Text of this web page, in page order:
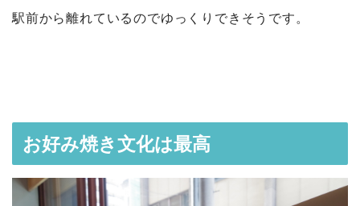
駅前から離れているのでゆっくりできそうです。
お好み焼き文化は最高